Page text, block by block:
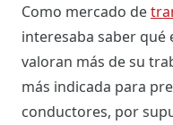
Como mercado de
interesaba saber qué
valoran más de su
más indicada para
conductores, por